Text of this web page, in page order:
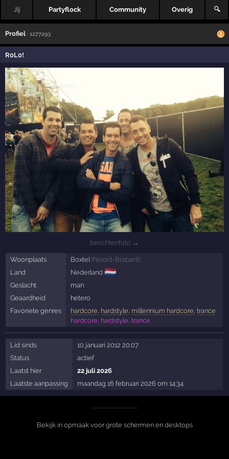
Jij Partyflock Community Overig 🔍
Profiel · 1277293
R0L0!
berichtenfoto →
Woonplaats Boxtel (Noord-Brabant)
Land
Nederland 🇳🇱
Geslacht
man
Geaardheid
hetero
Favoriete genres
hardcore hardstyle millennium hardcore trance
hardcore, hardstyle, trance
Lid sinds
10 januari 2012 20:07
Status
actief
Laatst hier
22 juli 2026
Laatste aanpassing
maandag 16 februari 2026 om 14:34
Bekijk in opmaak voor grote schermen en desktops